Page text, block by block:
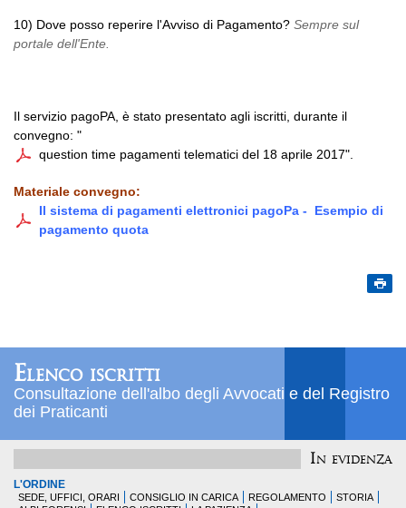
10) Dove posso reperire l'Avviso di Pagamento? Sempre sul
portale dell'Ente.
Il servizio pagoPA, è stato presentato agli iscritti, durante il
convegno: "
question time pagamenti telematici del 18 aprile 2017".
Materiale convegno:
Il sistema di pagamenti elettronici pagoPa - Esempio di
pagamento quota
Elenco iscritti
Consultazione dell'albo degli Avvocati e del Registro
dei Praticanti
In evidenza
L'ORDINE
SEDE, UFFICI, ORARI CONSIGLIO IN CARICA REGOLAMENTO
STORIA